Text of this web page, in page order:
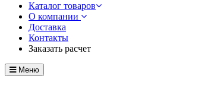
Каталог товаров
О компании
Доставка
Контакты
Заказать расчет
Меню